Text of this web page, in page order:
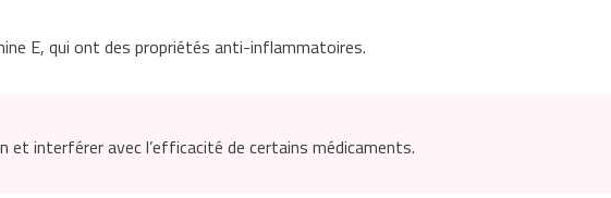
E, qui ont des propriétés anti-inflammatoires.
et interférer avec l’efficacité de certains médicaments.